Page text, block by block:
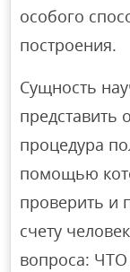
особого
построения.
Сущность
представить
процедура
помощью
проверить и
счету
вопроса: ЧТО